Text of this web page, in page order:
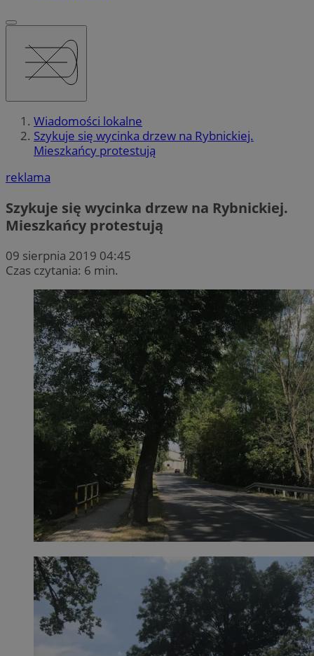
Wiadomości lokalne
Szykuje się wycinka drzew na Rybnickiej.
Mieszkańcy protestują
reklama
Szykuje się wycinka drzew na Rybnickiej.
Mieszkańcy protestują
09 sierpnia 2019 04:45
Czas czytania: 6 min.